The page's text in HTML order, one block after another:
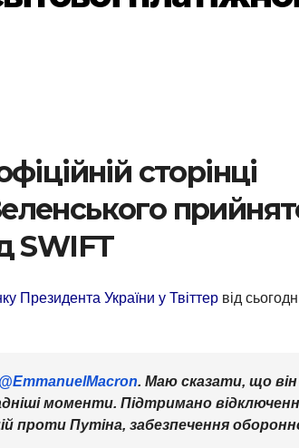
сторінці
SWIFT
Президента України у Твіттер від
@EmmanuelMacron. Маю сказати, що він
моменти. Підтримано
проти Путіна, забезпечення